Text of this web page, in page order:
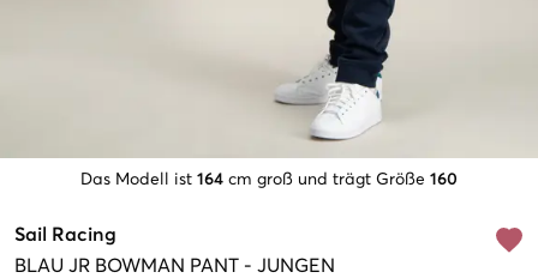
Das Modell ist 164 cm groß und trägt Größe 160
Sail Racing
BLAU JR BOWMAN PANT - JUNGEN